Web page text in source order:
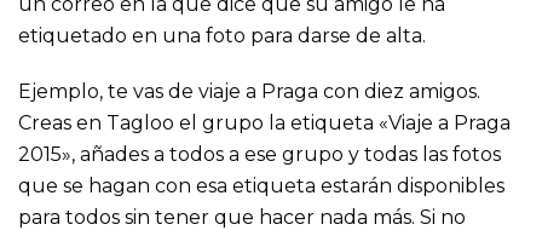
etiquetado en una foto para darse de alta.
Ejemplo, te vas de viaje a Praga con diez amigos.
Creas en Tagloo el grupo la etiqueta «Viaje a Praga
2015», añades a todos a ese grupo y todas las fotos
que se hagan con esa etiqueta estarán disponibles
para todos sin tener que hacer nada más. Si no